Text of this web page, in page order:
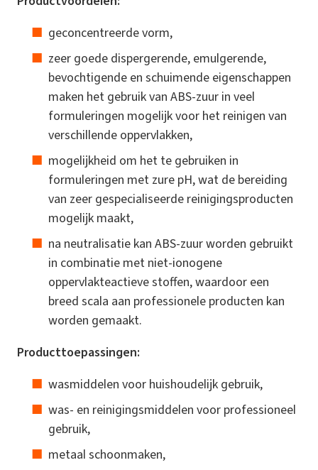
geconcentreerde vorm,
zeer goede dispergerende, emulgerende,
bevochtigende en schuimende eigenschappen
maken het gebruik van ABS-zuur in veel
formuleringen mogelijk voor het reinigen van
verschillende oppervlakken,
mogelijkheid om het te gebruiken in
formuleringen met zure pH, wat de bereiding
van zeer gespecialiseerde reinigingsproducten
mogelijk maakt,
na neutralisatie kan ABS-zuur worden gebruikt
in combinatie met niet-ionogene
oppervlakteactieve stoffen, waardoor een
breed scala aan professionele producten kan
worden gemaakt.
Producttoepassingen:
wasmiddelen voor huishoudelijk gebruik,
was- en reinigingsmiddelen voor professioneel
gebruik,
metaal schoonmaken,